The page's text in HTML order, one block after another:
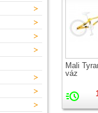
Mali
váz